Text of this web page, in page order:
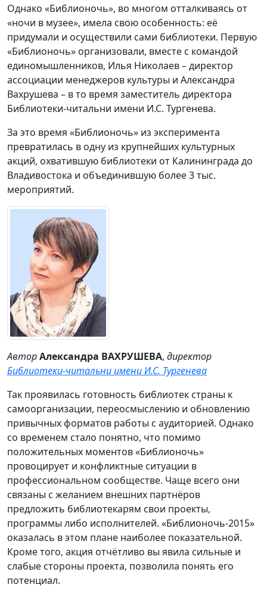
Однако «Библионочь», во многом отталкиваясь от
«ночи в музее», имела свою особенность: её
придумали и осуществили сами библиотеки. Первую
«Библионочь» организовали, вместе с командой
единомышленников, Илья Николаев – директор
ассоциации менеджеров культуры и Александра
Вахрушева – в то время заместитель директора
Библиотеки-читальни имени И.С. Тургенева.
За это время «Библионочь» из эксперимента
превратилась в одну из крупнейших культурных
акций, охватившую библиотеки от Калининграда до
Владивостока и объединившую более 3 тыс.
мероприятий.
АвторАлександра ВАХРУШЕВА, директор
Библиотеки-читальни имени И.С. Тургенева
Так проявилась готовность библиотек страны к
самоорганизации, переосмыслению и обновлению
привычных форматов работы с аудиторией. Однако
со временем стало понятно, что помимо
положительных моментов «Библионочь»
провоцирует и конфликтные ситуации в
профессиональном сообществе. Чаще всего они
связаны с желанием внешних партнёров
предложить библиотекарям свои проекты,
программы либо исполнителей. «Библионочь-2015»
оказалась в этом плане наиболее показательной.
Кроме того, акция отчётливо вы явила сильные и
слабые стороны проекта, позволила понять его
потенциал.